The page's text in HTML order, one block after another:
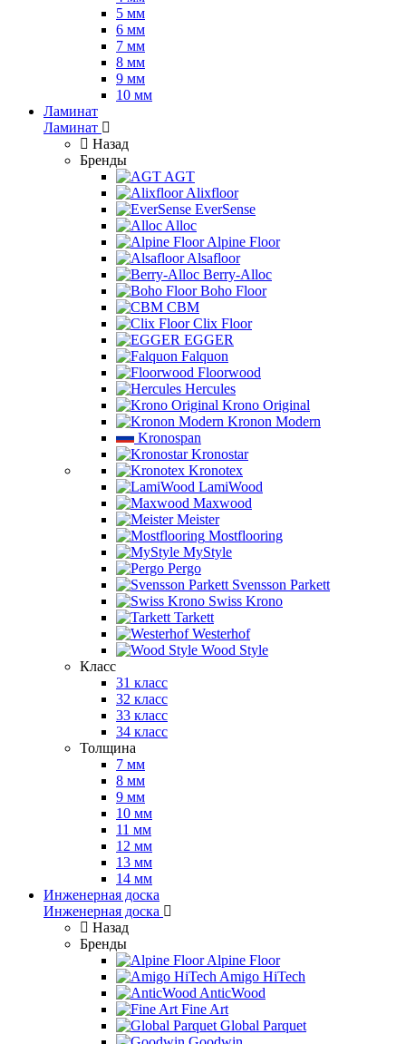
5 мм
6 мм
7 мм
8 мм
9 мм
10 мм
Ламинат
Ламинат
Назад
Бренды
AGT
Alixfloor
EverSense
Alloc
Alpine Floor
Alsafloor
Berry-Alloc
Boho Floor
CBM
Clix Floor
EGGER
Falquon
Floorwood
Hercules
Krono Original
Kronon Modern
Kronospan
Kronostar
Kronotex
LamiWood
Maxwood
Meister
Mostflooring
MyStyle
Pergo
Svensson Parkett
Swiss Krono
Tarkett
Westerhof
Wood Style
Класс
31 класс
32 класс
33 класс
34 класс
Толщина
7 мм
8 мм
9 мм
10 мм
11 мм
12 мм
13 мм
14 мм
Инженерная доска
Инженерная доска
Назад
Бренды
Alpine Floor
Amigo HiTech
AnticWood
Fine Art
Global Parquet